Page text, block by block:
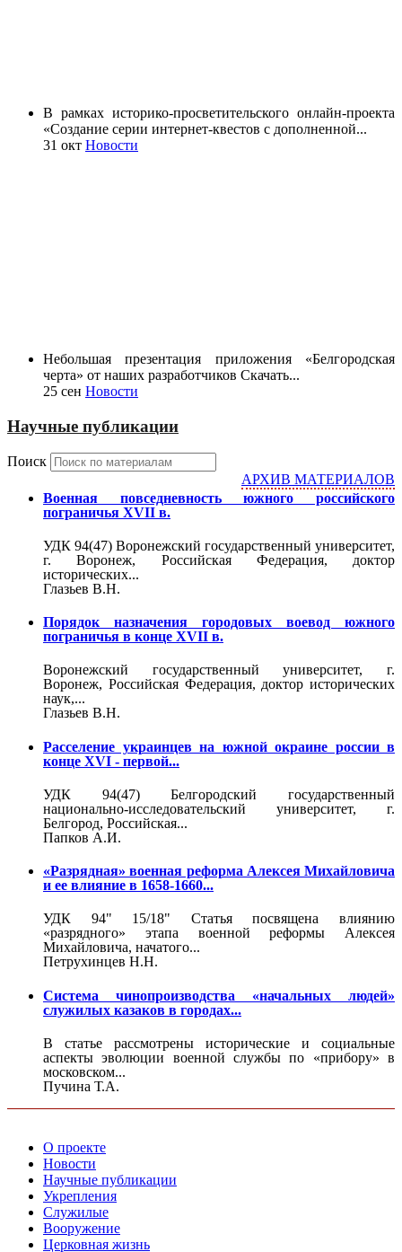
В рамках историко-просветительского онлайн-проекта
«Создание серии интернет-квестов с дополненной...
31 окт Новости
Небольшая презентация приложения «Белгородская
черта» от наших разработчиков Скачать...
25 сен Новости
Научные публикации
Поиск
АРХИВ МАТЕРИАЛОВ
Военная повседневность южного российского
пограничья XVII в.
УДК 94(47) Воронежский государственный университет,
г. Воронеж, Российская Федерация, доктор
исторических...
Глазьев В.Н.
Порядок назначения городовых воевод южного
пограничья в конце XVII в.
Воронежский государственный университет, г.
Воронеж, Российская Федерация, доктор исторических
наук,...
Глазьев В.Н.
Расселение украинцев на южной окраине россии в
конце XVI - первой...
УДК 94(47) Белгородский государственный
национально-исследовательский университет, г.
Белгород, Российская...
Папков А.И.
«Разрядная» военная реформа Алексея Михайловича
и ее влияние в 1658-1660...
УДК 94" 15/18" Статья посвящена влиянию
«разрядного» этапа военной реформы Алексея
Михайловича, начатого...
Петрухинцев Н.Н.
Система чинопроизводства «начальных людей»
служилых казаков в городах...
В статье рассмотрены исторические и социальные
аспекты эволюции военной службы по «при­бору» в
московском...
Пучина Т.А.
О проекте
Новости
Научные публикации
Укрепления
Служилые
Вооружение
Церковная жизнь